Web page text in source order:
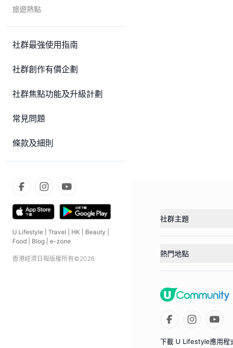
旅遊熱點
社群最強使用指南
社群創作有價企劃
社群焦點功能及升級計劃
常見問題
條款及細則
U Lifestyle Travel HK Beauty
Food
Blog e-zone
香港經濟日報版權所有©2026
社群主題
熱門地點
下載 U Lifestyle應用程